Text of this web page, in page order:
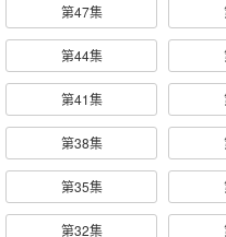
第47集
第44集
第41集
第38集
第35集
第32集